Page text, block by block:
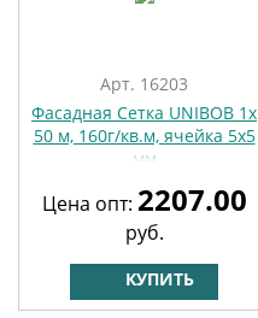
Арт. 16203
Фасадная Сетка UNIBOB 1х
50 м, 160г/кв.м, ячейка 5х5
мм
Цена опт: 2207.00
руб.
КУПИТЬ